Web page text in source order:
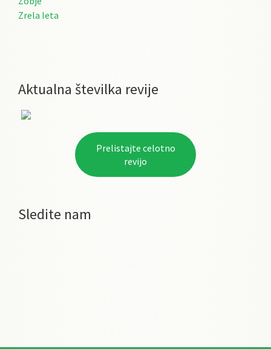
Zrela leta
Aktualna številka revije
Prelistajte celotno
revijo
Sledite nam